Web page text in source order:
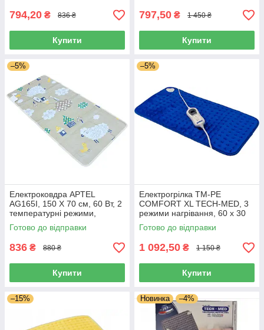
794,20 ₴ 836 ₴
Купити
797,50 ₴ 1 450 ₴
Купити
–5%
Електроковдра APTEL
AG165I, 150 Х 70 см, 60 Вт, 2
температурні режими,
Польща
Готово до відправки
836 ₴ 880 ₴
Купити
–5%
Електрогрілка TM-PE
COMFORT XL TECH-MED, 3
режими нагрівання, 60 x 30
см, 100 Вт, Польща
Готово до відправки
1 092,50 ₴ 1 150 ₴
Купити
–15% Новинка –4%